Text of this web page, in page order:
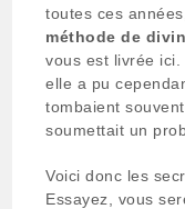
toutes ces
méthode de
vous est livrée ici.
elle a pu
tombaient souvent
soumettait un
Voici donc les
Essayez, vous